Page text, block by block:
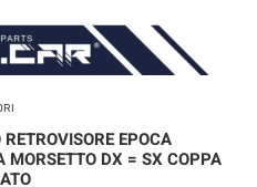
EPOCA
MORSETTO DX = SX COPPA